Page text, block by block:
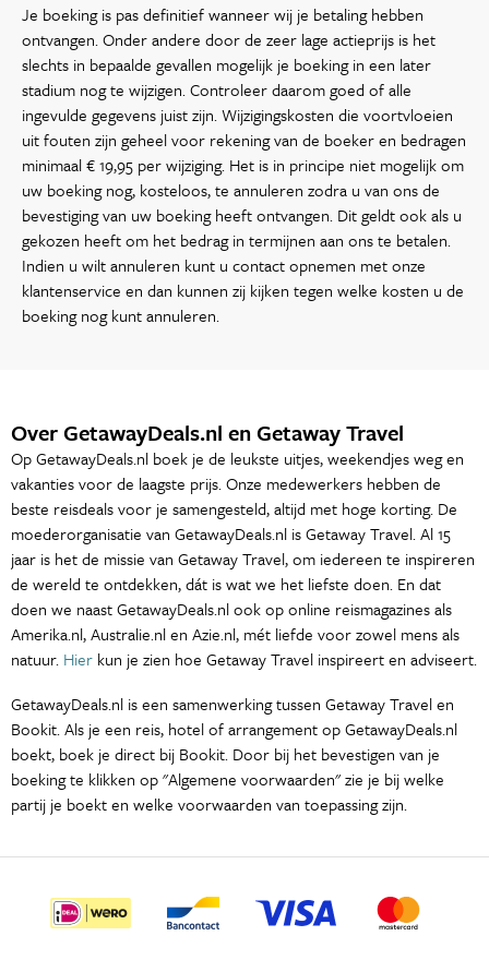
Je boeking is pas definitief wanneer wij je betaling hebben
ontvangen. Onder andere door de zeer lage actieprijs is het
slechts in bepaalde gevallen mogelijk je boeking in een later
stadium nog te wijzigen. Controleer daarom goed of alle
ingevulde gegevens juist zijn. Wijzigingskosten die voortvloeien
uit fouten zijn geheel voor rekening van de boeker en bedragen
minimaal € 19,95 per wijziging. Het is in principe niet mogelijk om
uw boeking nog, kosteloos, te annuleren zodra u van ons de
bevestiging van uw boeking heeft ontvangen. Dit geldt ook als u
gekozen heeft om het bedrag in termijnen aan ons te betalen.
Indien u wilt annuleren kunt u contact opnemen met onze
klantenservice en dan kunnen zij kijken tegen welke kosten u de
boeking nog kunt annuleren.
Over GetawayDeals.nl en Getaway Travel
Op GetawayDeals.nl boek je de leukste uitjes, weekendjes weg en
vakanties voor de laagste prijs. Onze medewerkers hebben de
beste reisdeals voor je samengesteld, altijd met hoge korting. De
moederorganisatie van GetawayDeals.nl is Getaway Travel. Al 15
jaar is het de missie van Getaway Travel, om iedereen te inspireren
de wereld te ontdekken, dát is wat we het liefste doen. En dat
doen we naast GetawayDeals.nl ook op online reismagazines als
Amerika.nl, Australie.nl en Azie.nl, mét liefde voor zowel mens als
natuur. Hier kun je zien hoe Getaway Travel inspireert en adviseert.
GetawayDeals.nl is een samenwerking tussen Getaway Travel en
Bookit. Als je een reis, hotel of arrangement op GetawayDeals.nl
boekt, boek je direct bij Bookit. Door bij het bevestigen van je
boeking te klikken op "Algemene voorwaarden" zie je bij welke
partij je boekt en welke voorwaarden van toepassing zijn.